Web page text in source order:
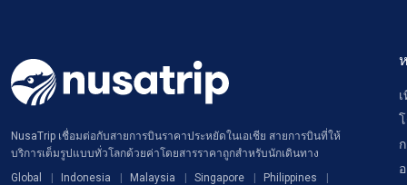
NusaTrip เชื่อมต่อกับสายการบินราคาประหยัดในเอเชีย สายการบินที่ให้
บริการเต็มรูปแบบทั่วโลกด้วยค่าโดยสารราคาถูกสำหรับนักเดินทาง
Global
Indonesia Malaysia Singapore
Philippines